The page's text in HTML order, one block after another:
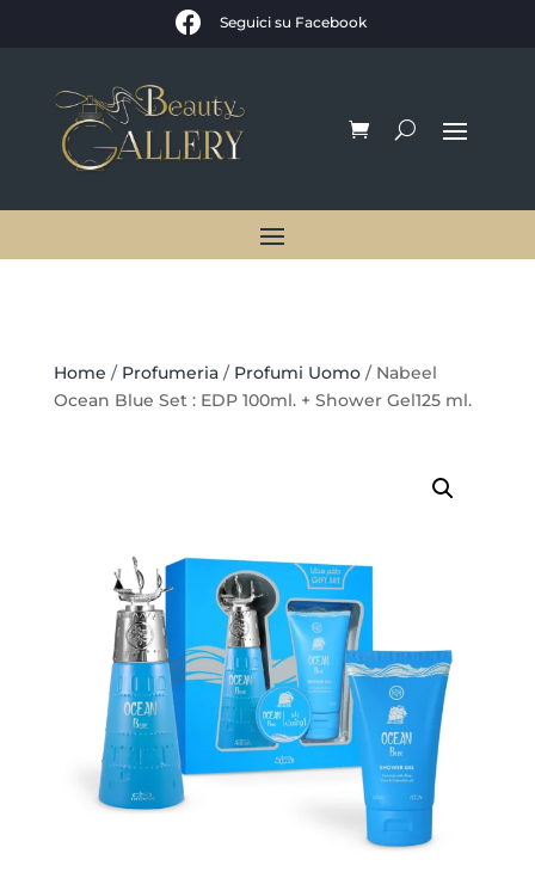
 Seguici su Facebook
Home / Profumeria/ Profumi Uomo/ Nabeel
Ocean Blue Set : EDP 100ml. + Shower Gel125 ml.